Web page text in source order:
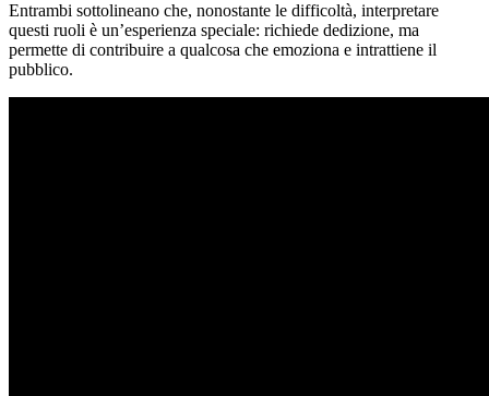
Entrambi sottolineano che, nonostante le difficoltà, interpretare
questi ruoli è un’esperienza speciale: richiede dedizione, ma
permette di contribuire a qualcosa che emoziona e intrattiene il
pubblico.